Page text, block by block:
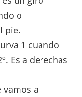
o
pie.
1 cuando
Es a derechas
vamos a